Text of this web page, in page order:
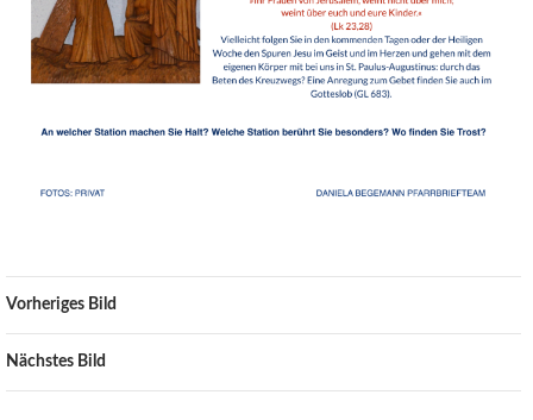
Vorheriges Bild
Nächstes Bild